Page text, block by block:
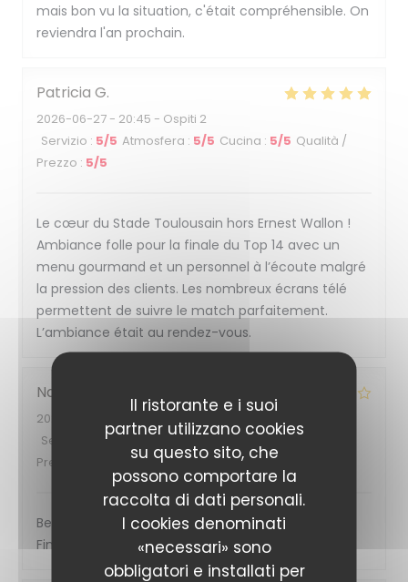
Il ristorante e i suoi
partner utilizzano cookies
su questo sito, che
possono comportare la
raccolta di dati personali.
I cookies denominati
«necessari» sono
obbligatori e installati per
mais bon vu la situation, c'était compréhensible. On
reviendra l'an prochain.
Patricia G
2026-06-27 - 20:45 - Ospiti 2
Servizio : 5/5 Atmosfera : 5/5 Cucina : 5/5 Qualità /
Prezzo : 5/5
Le cœur du Stade Toulousain hors Ernest Wallon !
Ambiance folle pour la finale du Top 14 avec un
menu gourmand et un personnel à l’écoute malgré
la pression des clients. Les nombreux écrans télé
permettent de suivre le match parfaitement.
L’ambiance était au rendez-vous.
Nadia
2026-06-27
- 20:45 - Ospiti 6
Servizio
/5 Atmosfera:4/5 Cucina: 4/5 Qualità /
Prezzo
Belle ambiance, excellent accueil, repas trop bon!
Finale du top 14 au top!!